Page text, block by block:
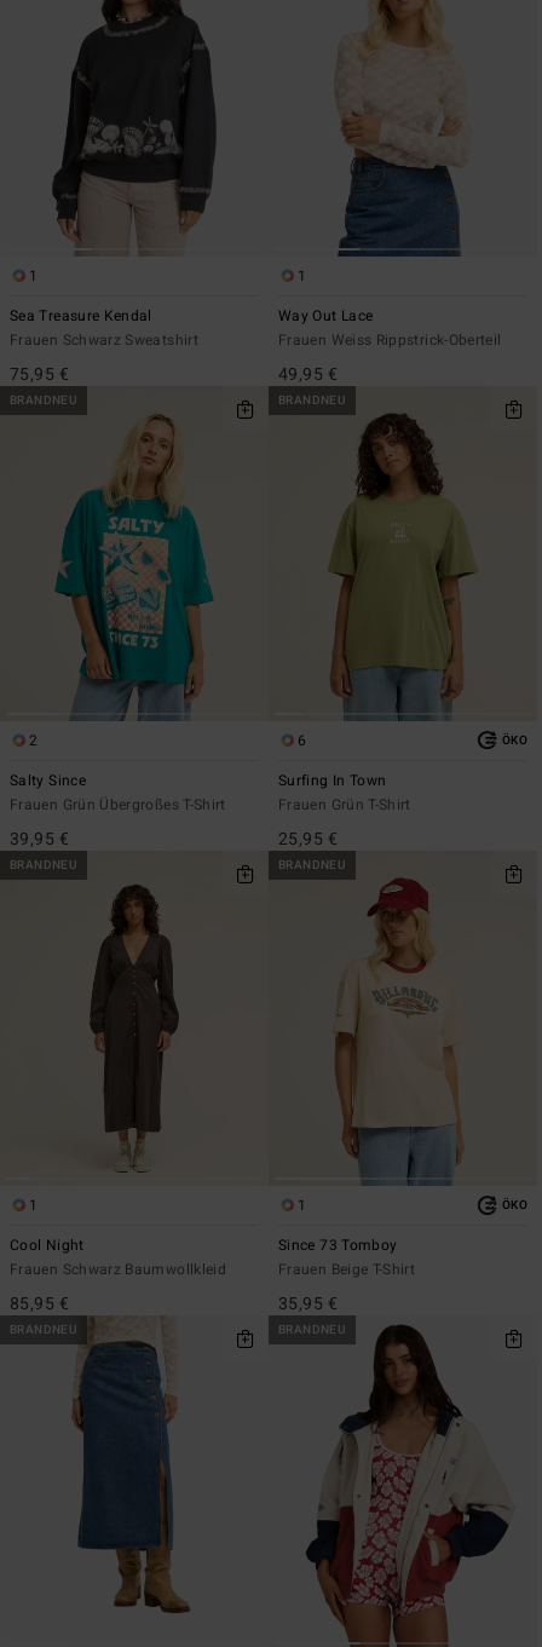
1
Sea Treasure Kendal
Frauen Schwarz Sweatshirt
75,95 €
1
Way Out Lace
Frauen Weiss Rippstrick-Oberteil
49,95 €
BRANDNEU
2
Salty Since
Frauen Grün Übergroßes T-Shirt
39,95 €
BRANDNEU
6 ÖKO
Surfing In Town
Frauen Grün T-Shirt
25,95 €
BRANDNEU
1
Cool Night
Frauen Schwarz Baumwollkleid
85,95 €
BRANDNEU
1 ÖKO
Since 73 Tomboy
Frauen Beige T-Shirt
35,95 €
BRANDNEU BRANDNEU